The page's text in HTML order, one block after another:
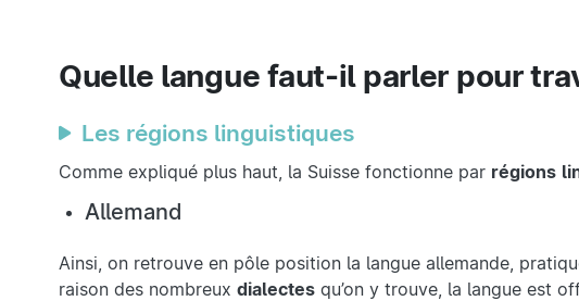
Quelle langue faut-il parler pour
Les régions linguistiques
Comme expliqué plus haut, la Suisse fonctionne par régions
Allemand
Ainsi, on retrouve en pôle position la langue allemande,
raison des nombreux dialectes qu’on y trouve, la langue est